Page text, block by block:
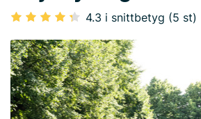
4.3 i snittbetyg (5 st)